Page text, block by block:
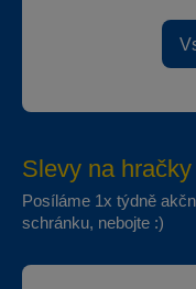
Slevy na
Posíláme 1x týdně
schránku, nebojte :)